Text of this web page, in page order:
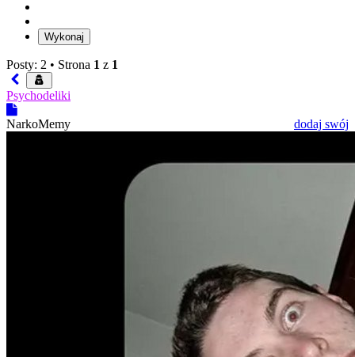
Posty: 2 • Strona 1 z 1
Psychodeliki
NarkoMemy dodaj swój